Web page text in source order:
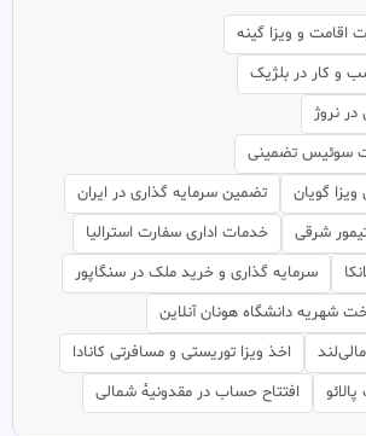
اقامت و ویزا گینه
و کار در بلژیک
نروژ
سوئیس تضمینی
گویان
تضمین سرمایه گذاری در ایران
شرقی
خدمات اداری سفارت استرالیا
سرمایه گذاری و خرید ملک در سنگاپور
شهریه دانشگاه هونان آنلاین
اخذ ویزا توریستی و مسافرتی کانادا
افتتاح حساب در مقدونیهٔ شمالی